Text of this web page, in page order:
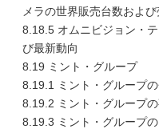
メラの世界販売台数およ
8.18.5 オムニビジョン・
び最新動向
8.19 ミント・グループ
8.19.1 ミント・グループ
8.19.2 ミント・グループ
8.19.3 ミント・グループ